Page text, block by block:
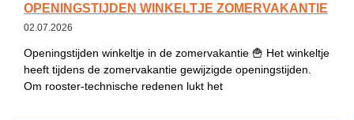
OPENINGSTIJDEN WINKELTJE ZOMERVAKANTIE
02.07.2026
Openingstijden winkeltje in de zomervakantie 🍟 Het winkeltje
heeft tijdens de zomervakantie gewijzigde openingstijden.
Om rooster-technische redenen lukt het